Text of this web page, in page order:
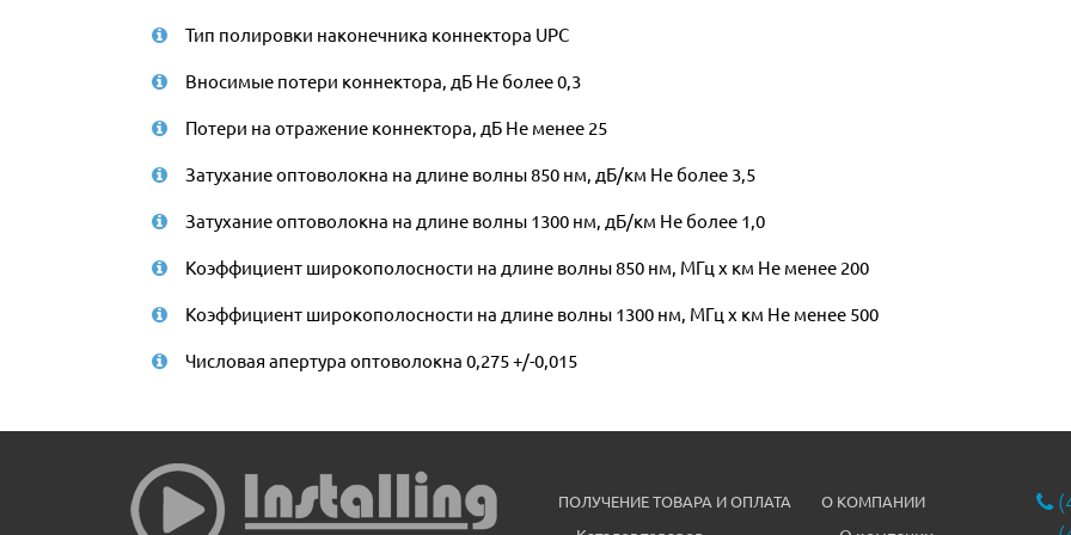
Тип полировки наконечника коннектора UPC
Вносимые потери коннектора, дБ Не более 0,3
Потери на отражение коннектора, дБ Не менее 25
Затухание оптоволокна на длине волны 850 нм, дБ/км Не более 3,5
Затухание оптоволокна на длине волны 1300 нм, дБ/км Не более 1,0
Коэффициент широкополосности на длине волны 850 нм, МГц x км Не менее 200
Коэффициент широкополосности на длине волны 1300 нм, МГц x км Не менее 500
Числовая апертура оптоволокна 0,275 +/-0,015
ПОЛУЧЕНИЕ ТОВАРА И ОПЛАТА О КОМПАНИИ